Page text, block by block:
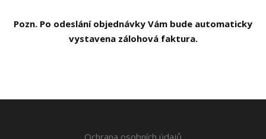
Pozn. Po odeslání objednávky Vám bude automaticky
vystavena zálohová faktura.
Ochrana osobních údajů